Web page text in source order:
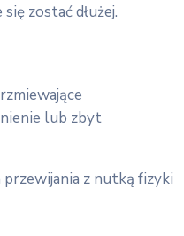
zostać dłużej.
lub zbyt
przewijania z nutką fizyki